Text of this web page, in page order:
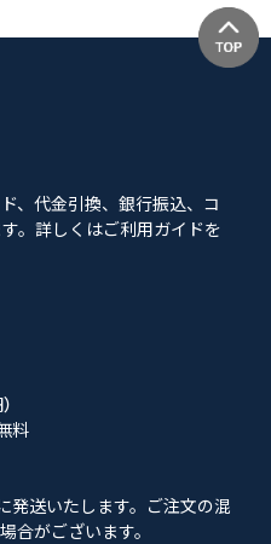
、代金引換、銀行振込、コ
。詳しくはご利用ガイドを
料
発送いたします。ご注文の混
合がございます。